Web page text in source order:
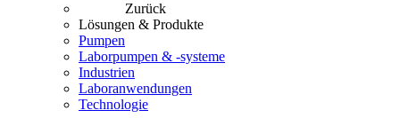
Zurück
Lösungen & Produkte
Pumpen
Laborpumpen & -systeme
Industrien
Laboranwendungen
Technologie